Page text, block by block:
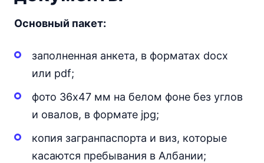
Основный пакет:
заполненная анкета, в форматах docx
или pdf;
фото 36х47 мм на белом фоне без углов
и овалов, в формате jpg;
копия загранпаспорта и виз, которые
касаются пребывания в Албании;